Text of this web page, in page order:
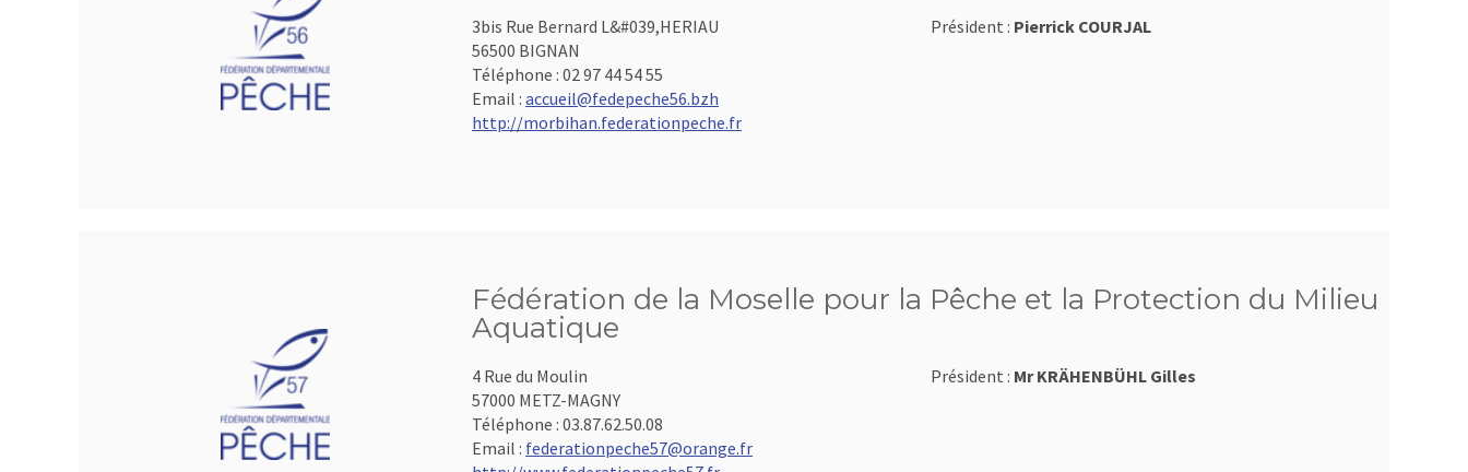
3bis Rue Bernard L&#039,HERIAU
56500 BIGNAN
Téléphone : 02 97 44 54 55
Email : accueil@fedepeche56.bzh
http://morbihan.federationpeche.fr
Président : Pierrick COURJAL
Fédération de la Moselle pour la Pêche et la Protection du Milieu
Aquatique
4 Rue du Moulin
57000 METZ-MAGNY
Téléphone : 03.87.62.50.08
Email : federationpeche57@orange.fr
Président : Mr KRÄHENBÜHL Gilles